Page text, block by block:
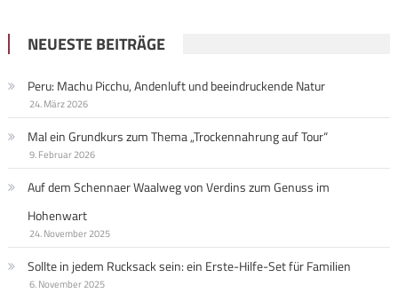
NEUESTE BEITRÄGE
Peru: Machu Picchu, Andenluft und beeindruckende Natur
24. März 2026
Mal ein Grundkurs zum Thema „Trockennahrung auf Tour“
9. Februar 2026
Auf dem Schennaer Waalweg von Verdins zum Genuss im
Hohenwart
24. November 2025
Sollte in jedem Rucksack sein: ein Erste-Hilfe-Set für Familien
6. November 2025